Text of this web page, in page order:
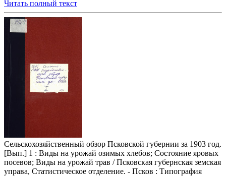
Читать полный текст
Сельскохозяйственный обзор Псковской губернии за 1903 год.
[Вып.] 1 : Виды на урожай озимых хлебов; Состояние яровых
посевов; Виды на урожай трав / Псковская губернская земская
управа, Статистическое отделение. - Псков : Типография